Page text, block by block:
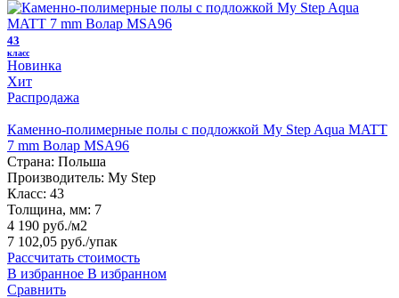
43
класс
Новинка
Хит
Распродажа
Каменно-полимерные полы с подложкой My Step Aqua MATT
7 mm Волар MSA96
Страна: Польша
Производитель: My Step
Класс: 43
Толщина, мм: 7
4 190 руб./м2
7 102,05 руб./упак
Рассчитать стоимость
В избранное В избранном
Сравнить